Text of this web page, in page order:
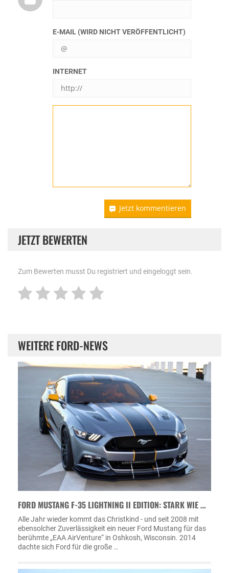
E-MAIL (WIRD NICHT VERÖFFENTLICHT)
INTERNET
Jetzt kommentieren
JETZT BEWERTEN
Zum Bewerten musst Du registriert und eingeloggt sein.
WEITERE FORD-NEWS
FORD MUSTANG F-35 LIGHTNING II EDITION: STARK WIE …
Alle Jahr wieder kommt das Christkind - und seit 2008 mit
ebensolcher Zuverlässigkeit ein neuer Ford Mustang für das
berühmte „EAA AirVenture“ in Oshkosh, Wisconsin. 2014
dachte sich Ford für die große …